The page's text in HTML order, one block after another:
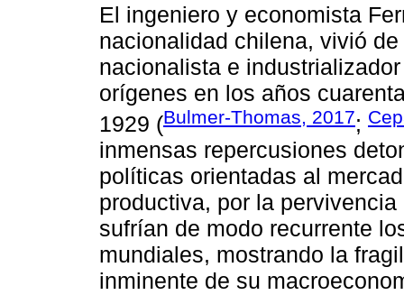
El ingeniero y economista
nacionalidad chilena, vivió
nacionalista e
orígenes en los años
1929 (Bulmer-Thomas, 2017;
inmensas repercusiones
políticas orientadas al
productiva, por la
sufrían de modo recurrente
mundiales, mostrando la
inminente de su